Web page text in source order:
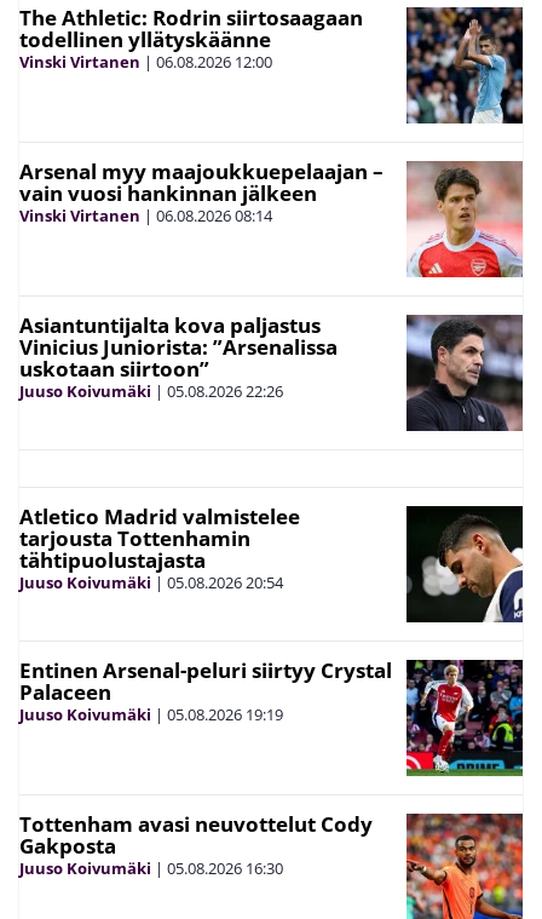
The Athletic: Rodrin siirtosaagaan
todellinen yllätyskäänne
Vinski Virtanen | 06.08.2026 12:00
Arsenal myy maajoukkuepelaajan –
vain vuosi hankinnan jälkeen
Vinski Virtanen | 06.08.202608:14
Asiantuntijalta kova paljastus
Vinicius Juniorista: ”Arsenalissa
uskotaan siirtoon”
Juuso Koivumäki | 05.08.202622:26
Atletico Madrid valmistelee
tarjousta Tottenhamin
tähtipuolustajasta
Juuso Koivumäki | 05.08.202620:54
Entinen Arsenal-peluri siirtyy Crystal
Palaceen
Juuso Koivumäki | 05.08.2026 19:19
Tottenham avasi neuvottelut Cody
Gakposta
Juuso Koivumäki | 05.08.2026 16:30